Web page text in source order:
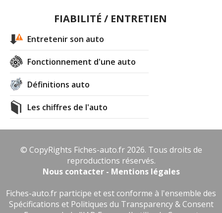
FIABILITÉ / ENTRETIEN
Entretenir son auto
Fonctionnement d'une auto
Définitions auto
Les chiffres de l'auto
© CopyRights Fiches-auto.fr 2026. Tous droits de
reproductions réservés.
Nous contacter - Mentions légales
Fiches-auto.fr participe et est conforme à l'ensemble des
Spécifications et Politiques du Transparency & Consent